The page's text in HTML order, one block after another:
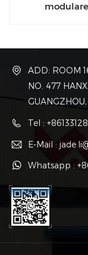
ADD: ROOM
NO. 477
GUANGZHOU,
Tel :
E-Mail :
Whatsapp :